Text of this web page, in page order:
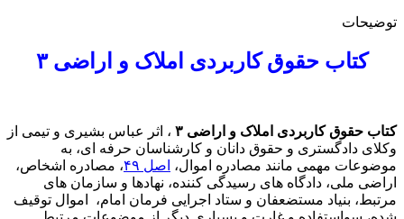
توضیحات
کتاب حقوق کاربردی املاک و اراضی ۳
کتاب حقوق کاربردی املاک و اراضی ۳
، اثر عباس بشیری و تیمی از
وکلای دادگستری و حقوق دانان و کارشناسان حرفه ای، به
موضوعات مهمی مانند مصادره اموال، اصل ۴۹
، مصادره اشخاص،
اراضی ملی، دادگاه های رسیدگی کننده، نهادها و سازمان های
مرتبط، بنیاد مستضعفان و ستاد اجرایی فرمان امام، اموال توقیف